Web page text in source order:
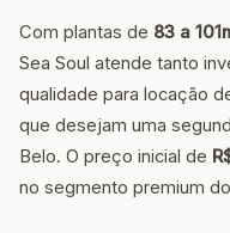
Com plantas de 83 a
Sea Soul atende tanto
qualidade para locação
que desejam uma
Belo. O preço inicial de
no segmento premium